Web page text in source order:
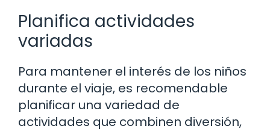
Planifica actividades
variadas
Para mantener el interés de los niños
durante el viaje, es recomendable
planificar una variedad de
actividades que combinen diversión,